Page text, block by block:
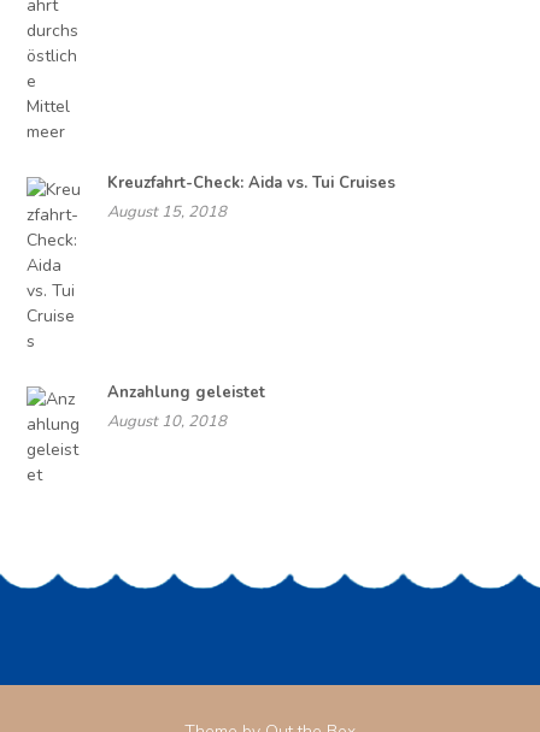
Kreuzfahrt-Check: Aida vs. Tui Cruises
August 15, 2018
Anzahlung geleistet
August 10, 2018